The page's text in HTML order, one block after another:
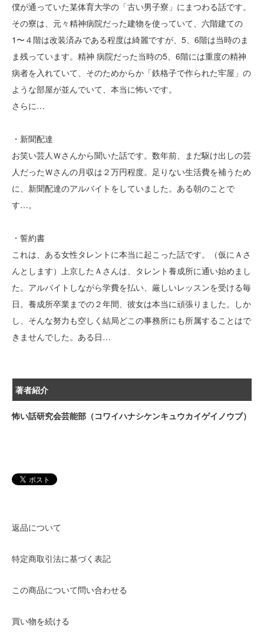
僕が通っていた某体育大学の「古い男子寮」にまつわる話です。
その寮は、元々精神病院だった建物を使っていて、六階建ての
1〜４階は改装済みである程度は綺麗ですが、5、6階は当時のま
ま残っています。精神 病院だった当時の5、6階には重度の精神
病者を入れていて、そのためからか「鉄格子で作られた牢屋」の
ような部屋が並んでいて、本当に怖いです。
さらに…
・新聞配達
お笑い芸人Ｗさんから聞いた話です。数年前、まだ駆け出しの芸
人だったＷさんの月収は２万円程度。足りない生活費を補うため
に、新聞配達のアルバイトをしていました。ある朝のことで
す…。
・誓約書
これは、ある女性タレントに本当に起こった話です。（仮にＡさ
んとします）上京したＡさんは、タレント養成所に通い始めまし
た。アルバイトしながら学費を払い、厳しいレッスンを受ける毎
日。養成所卒業までの２年間、彼女は本当に頑張りました。しか
し、そんな努力も空しく結局どこの事務所にも所属することはで
きませんでした。ある日…
著者紹介
怖い話研究会芸能部（コワイハナシケンキュウカイゲイノウブ）
返品について
特定商取引法に基づく表記
この商品について問い合わせる
買い物を続ける